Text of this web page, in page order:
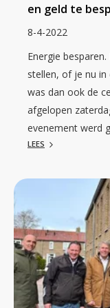
en geld te
8-4-2022
Energie
stellen, of je nu
was dan ook de
afgelopen
evenement werd
LEES